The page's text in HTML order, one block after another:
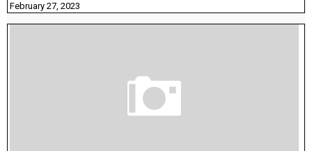
February 27, 2023